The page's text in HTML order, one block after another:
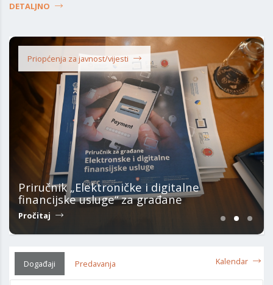
DETALJNO
Priopćenja za javnost/vijesti
Priručnik „Elektroničke i digitalne
financijske usluge“ za građane
Pročitaj
Događaji Predavanja Kalendar